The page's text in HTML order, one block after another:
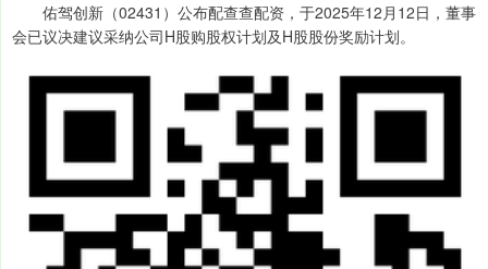
佑驾创新（02431）公布配查查配资，于2025年12月12日，董事
会已议决建议采纳公司H股购股权计划及H股股份奖励计划。